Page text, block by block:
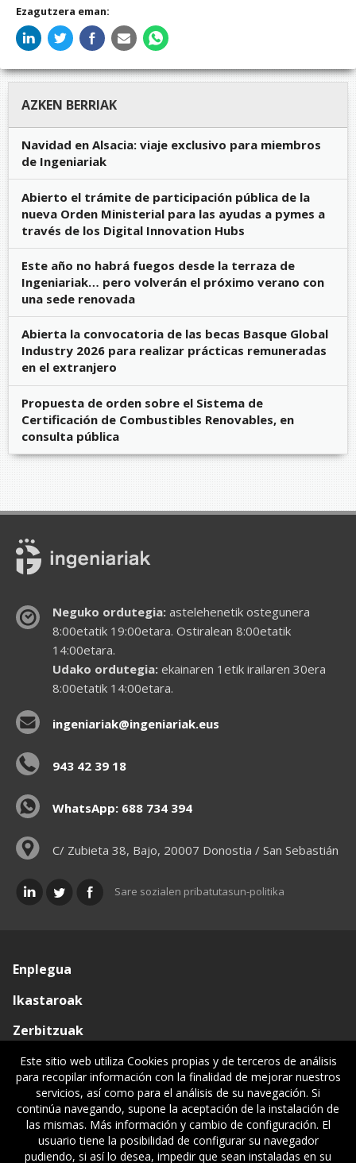
Ezagutzera eman:
AZKEN BERRIAK
Navidad en Alsacia: viaje exclusivo para miembros
de Ingeniariak
Abierto el trámite de participación pública de la
nueva Orden Ministerial para las ayudas a pymes a
través de los Digital Innovation Hubs
Este año no habrá fuegos desde la terraza de
Ingeniariak… pero volverán el próximo verano con
una sede renovada
Abierta la convocatoria de las becas Basque Global
Industry 2026 para realizar prácticas remuneradas
en el extranjero
Propuesta de orden sobre el Sistema de
Certificación de Combustibles Renovables, en
consulta pública
Neguko ordutegia:astelehenetik ostegunera
8:00etatik 19:00etara. Ostiralean 8:00etatik
14:00etara.
Udako ordutegia:ekainaren 1etik irailaren 30era
8:00etatik 14:00etara.
ingeniariak@ingeniariak.eus
943 42 39 18
WhatsApp: 688 734 394
C/ Zubieta 38, Bajo, 20007 Donostia / San Sebastián
Sare sozialen pribatutasun-politika
Enplegua
Ikastaroak
Zerbitzuak
Elkargoa
Oniritziak
Lehiatila Bakarra
Lege informazioa
Este sitio web utiliza Cookies propias y de terceros de análisis
para recopilar información con la finalidad de mejorar nuestros
servicios, así como para el análisis de su navegación. Si
continúa navegando, supone la aceptación de la instalación de
las mismas. Más información y cambio de configuración. El
usuario tiene la posibilidad de configurar su navegador
pudiendo, si así lo desea, impedir que sean instaladas en su